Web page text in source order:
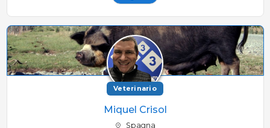
Veterinario
Miquel Crisol
Spagna